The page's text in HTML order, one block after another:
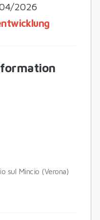
2026
sul Mincio (Verona)